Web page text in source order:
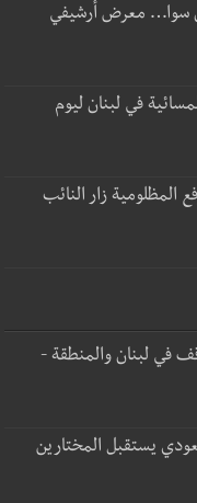
سوا… معرض أرشيفي
في لبنان ليوم
المظلومية زار النائب
في لبنان والمنطقة -
يستقبل المختارين